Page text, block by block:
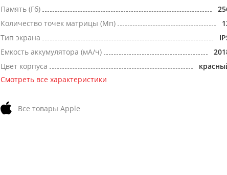
Память (Гб)
Количество точек матрицы (Мп)
Тип экрана
Емкость аккумулятора (мА/ч)
Цвет корпуса
Смотреть все характеристики
Все товары Apple